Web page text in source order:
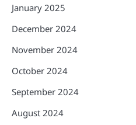
January 2025
December 2024
November 2024
October 2024
September 2024
August 2024